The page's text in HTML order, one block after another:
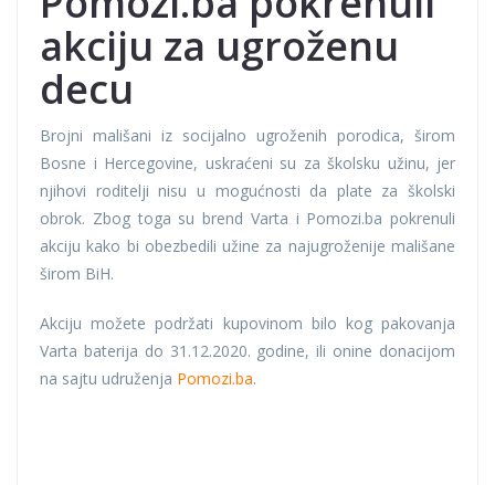
akciju za ugroženu
decu
Brojni mališani iz socijalno ugroženih porodica, širom
Bosne i Hercegovine, uskraćeni su za školsku užinu, jer
njihovi roditelji nisu u mogućnosti da plate za školski
obrok. Zbog toga su brend Varta i Pomozi.ba pokrenuli
akciju kako bi obezbedili užine za najugroženije mališane
širom BiH.
Akciju možete podržati kupovinom bilo kog pakovanja
Varta baterija do 31.12.2020. godine, ili onine donacijom
na sajtu udruženja Pomozi.ba.